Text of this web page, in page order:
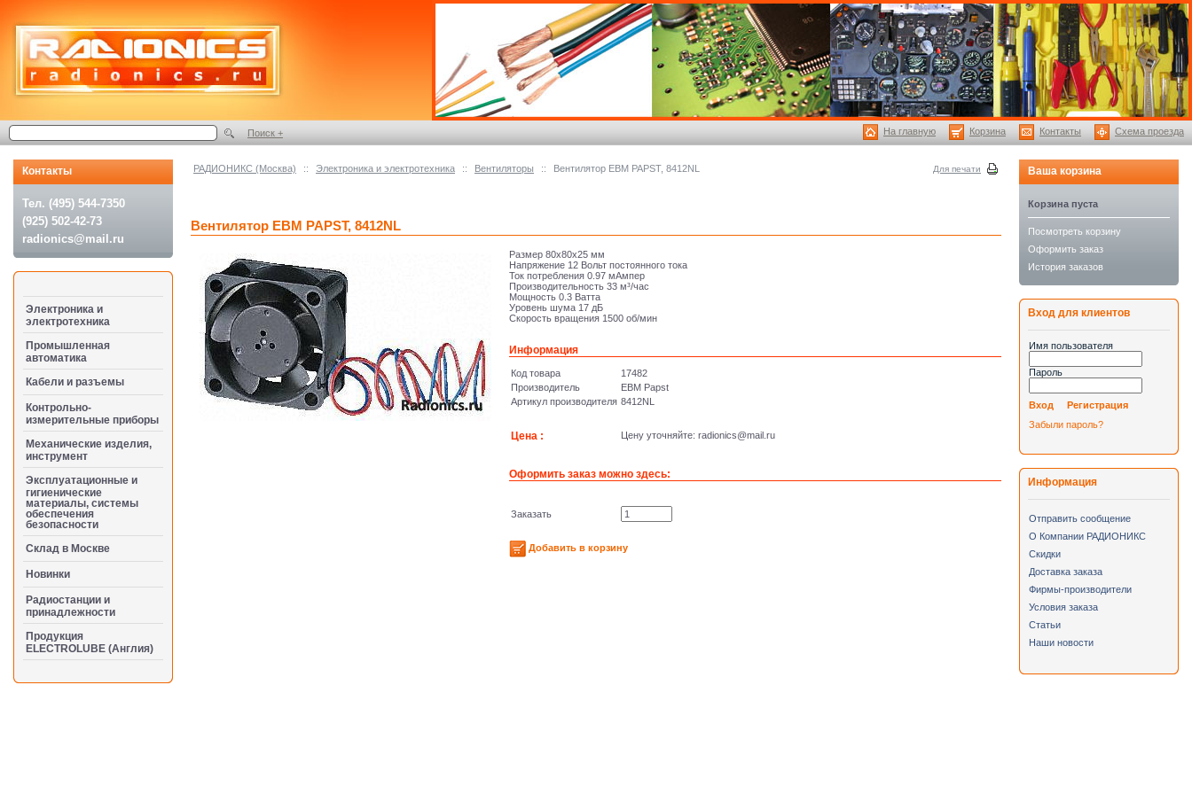
РАДИОНИКС (Москва) :: Электроника и электротехника :: Вентиляторы :: Вентилятор EBM PAPST, 8412NL Для печати
Вентилятор EBM PAPST, 8412NL
Размер 80x80x25 мм
Напряжение 12 Вольт постоянного тока
Ток потребления 0.97 мАмпер
Производительность 33 м³/час
Мощность 0.3 Ватта
Уровень шума 17 дБ
Скорость вращения 1500 об/мин
Информация
Код товара
17482
Производитель
EBM Papst
Артикул производителя 8412NL
Цена : Цену уточняйте: radioniсs@mail.ru
Оформить заказ можно здесь:
Заказать
Добавить в корзину
Контакты
Тел. (495) 544-7350
(925) 502-42-73
radionics@mail.ru
Электроника и
электротехника
Промышленная
автоматика
Кабели и разъемы
Контрольно-
измерительные приборы
Механические изделия,
инструмент
Эксплуатационные и
гигиенические
материалы, системы
обеспечения
безопасности
Cклад в Москве
Новинки
Радиостанции и
принадлежности
Продукция
ELECTROLUBE (Англия)
Ваша корзина
Корзина пуста
Посмотреть корзину
Оформить заказ
История заказов
Вход для клиентов
Имя пользователя
Пароль
Вход
Регистрация
Забыли пароль?
Информация
Отправить сообщение
О Компании РАДИОНИКС
Скидки
Доставка заказа
Фирмы-производители
Условия заказа
Статьи
Наши новости
Поиск + Схема проезда
Контакты
Корзина
На главную